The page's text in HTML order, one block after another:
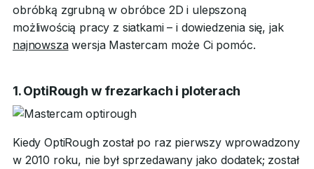
obróbką zgrubną w obróbce 2D i ulepszoną
możliwością pracy z siatkami – i dowiedzenia się, jak
najnowszawersja Mastercam może Ci pomóc.
1. OptiRough w frezarkach i ploterach
Kiedy OptiRough został po raz pierwszy wprowadzony
w 2010 roku, nie był sprzedawany jako dodatek; został